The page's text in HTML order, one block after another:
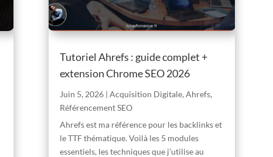
Tutoriel Ahrefs : guide complet +
extension Chrome SEO 2026
Juin 5, 2026| Acquisition Digitale, Ahrefs,
Référencement SEO
Ahrefs est ma référence pour les backlinks et
le TTF thématique. Voilà les 5 modules
essentiels, les techniques que j’utilise au